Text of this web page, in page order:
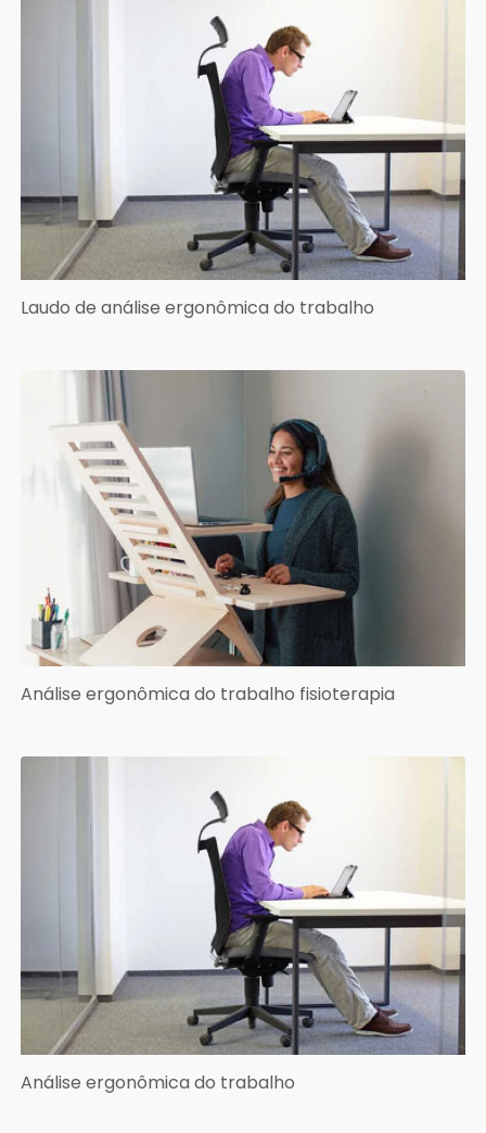
Laudo de análise ergonômica do trabalho
Análise ergonômica do trabalho fisioterapia
Análise ergonômica do trabalho